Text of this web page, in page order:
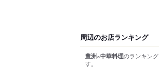
周辺のお店ランキング
豊洲×中華料理のランキング
す。